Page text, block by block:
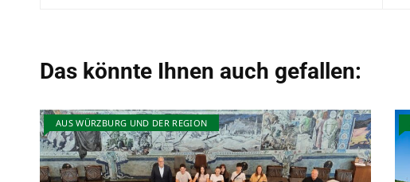
Das könnte Ihnen auch gefallen:
AUS WÜRZBURG UND DER REGION